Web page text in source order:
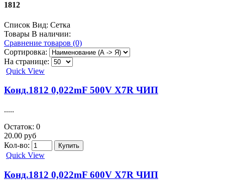
1812
Список Вид: Сетка
Товары В наличии:
Сравнение товаров (0)
Сортировка:
На странице:
Quick View
Конд.1812 0,022mF 500V X7R ЧИП
.....
Остаток: 0
20.00 руб
Кол-во:
Quick View
Конд.1812 0,022mF 600V X7R ЧИП